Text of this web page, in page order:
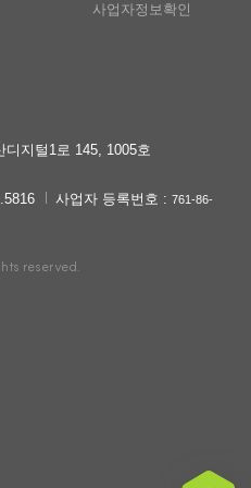
사업자정보확인
디지털1로 145, 1005호
사업자 등록번호 : 761-86-
reserved.